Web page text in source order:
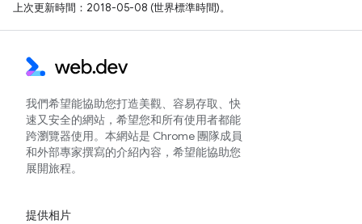
上次更新時間：2018-05-08 (世界標準時間)。
我們希望能協助您打造美觀、容易存取、快
速又安全的網站，希望您和所有使用者都能
跨瀏覽器使用。本網站是 Chrome 團隊成員
和外部專家撰寫的介紹內容，希望能協助您
展開旅程。
提供相片